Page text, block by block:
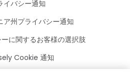
イバシー通知
ア州プライバシー通知
に関するお客様の選択肢
Cookie 通知